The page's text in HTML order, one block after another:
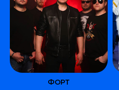
ФОРТ